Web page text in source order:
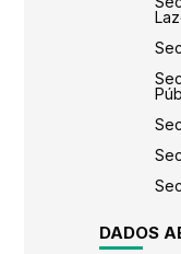
DADOS